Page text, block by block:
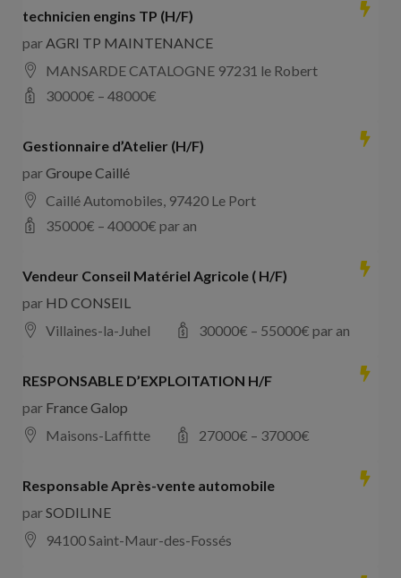
technicien engins TP (H/F)
parAGRI TP MAINTENANCE
MANSARDE CATALOGNE 97231 le Robert
30000€ – 48000€
Gestionnaire d’Atelier (H/F)
parGroupe Caillé
Caillé Automobiles, 97420 Le Port
35000€ – 40000€ par an
Vendeur Conseil Matériel Agricole ( H/F)
par HD CONSEIL
Villaines-la-Juhel
30000€ – 55000€ par an
RESPONSABLE D’EXPLOITATION H/F
par France Galop
Maisons-Laffitte
27000€ – 37000€
Responsable Après-vente automobile
parSODILINE
94100 Saint-Maur-des-Fossés